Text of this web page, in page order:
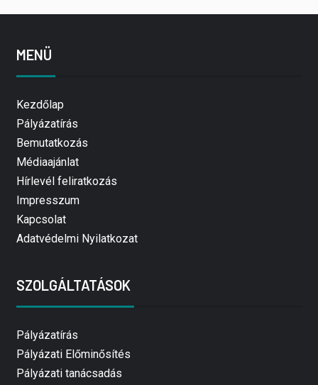
MENÜ
Kezdőlap
Pályázatírás
Bemutatkozás
Médiaajánlat
Hírlevél feliratkozás
Impresszum
Kapcsolat
Adatvédelmi Nyilatkozat
SZOLGÁLTATÁSOK
Pályázatírás
Pályázati Előminősítés
Pályázati tanácsadás